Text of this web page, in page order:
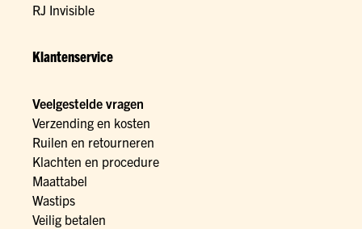
RJ Invisible
Klantenservice
Veelgestelde vragen
Verzending en kosten
Ruilen en retourneren
Klachten en procedure
Maattabel
Wastips
Veilig betalen